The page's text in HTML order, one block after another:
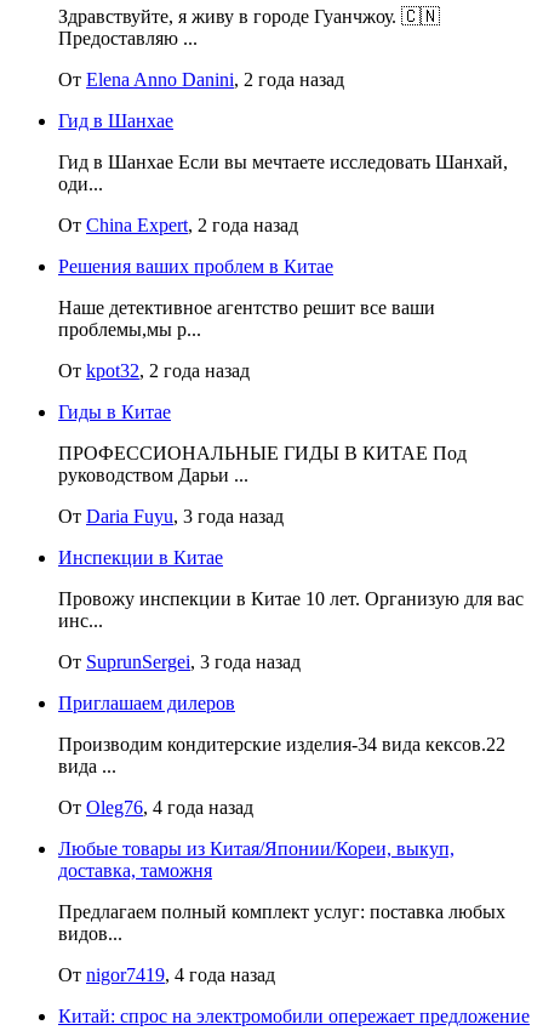
Здравствуйте, я живу в городе Гуанчжоу. 🇨🇳
Предоставляю ...
От Elena Anno Danini, 2 года назад
Гид в Шанхае
Гид в Шанхае Если вы мечтаете исследовать Шанхай,
оди...
От China Expert, 2 года назад
Решения ваших проблем в Китае
Наше детективное агентство решит все ваши
проблемы,мы р...
От kpot32, 2 года назад
Гиды в Китае
ПРОФЕССИОНАЛЬНЫЕ ГИДЫ В КИТАЕ Под
руководством Дарьи ...
От Daria Fuyu, 3 года назад
Инспекции в Китае
Провожу инспекции в Китае 10 лет. Организую для вас
инс...
От SuprunSergei, 3 года назад
Приглашаем дилеров
Производим кондитерские изделия-34 вида кексов.22
вида ...
От Oleg76, 4 года назад
Любые товары из Китая/Японии/Кореи, выкуп,
доставка, таможня
Предлагаем полный комплект услуг: поставка любых
видов...
От nigor7419, 4 года назад
Китай: спрос на электромобили опережает предложение